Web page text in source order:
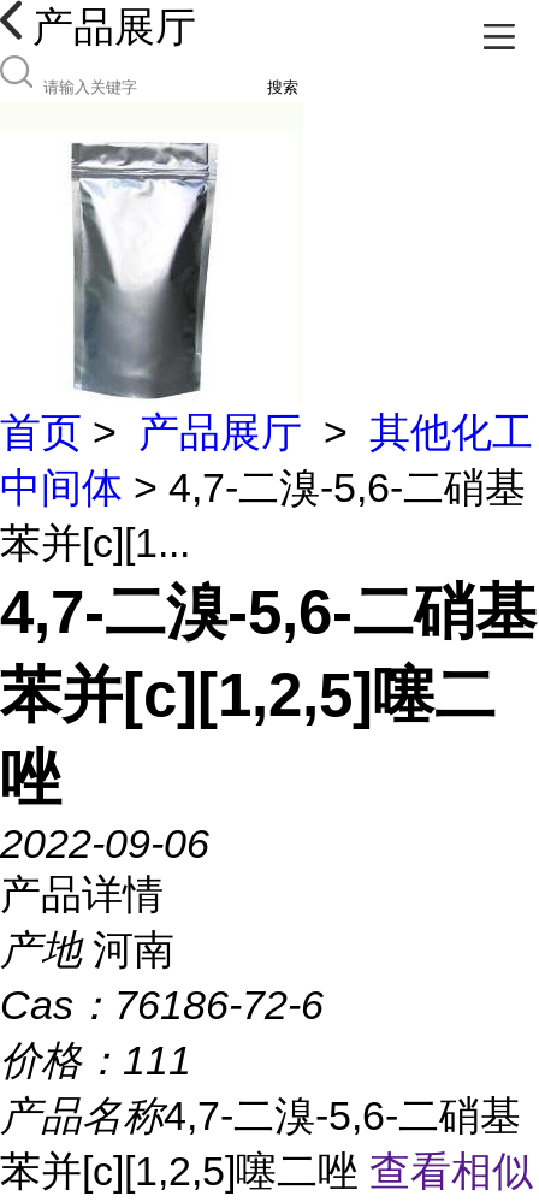
产品展厅
搜索
首页 > 产品展厅 > 其他化工
中间体 > 4,7-二溴-5,6-二硝基
苯并[c][1...
4,7-二溴-5,6-二硝基
苯并[c][1,2,5]噻二
唑
2022-09-06
产品详情
产地 河南
Cas： 76186-72-6
价格： 111
产品名称4,7-二溴-5,6-二硝基
苯并[c][1,2,5]噻二唑 查看相似